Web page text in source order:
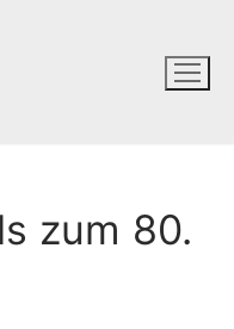
zum 80.